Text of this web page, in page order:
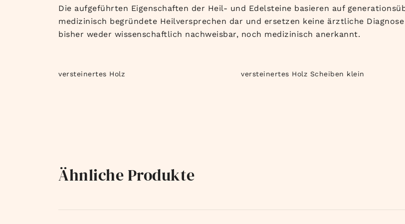
Die aufgeführten Eigenschaften der Heil- und Edelsteine basieren auf
medizinisch begründete Heilversprechen dar und ersetzen keine ärztliche
bisher weder wissenschaftlich nachweisbar, noch medizinisch anerkannt.
versteinertes Holz versteinertes Holz Scheiben klein
Ähnliche Produkte